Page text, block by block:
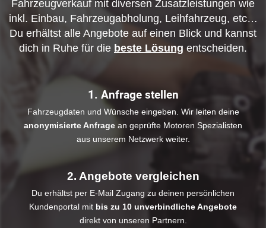
Fahrzeugverkauf mit diversen Zusatzleistungen wie
inkl. Einbau, Fahrzeugabholung, Leihfahrzeug, etc…
Du erhältst alle Angebote auf einen Blick und kannst
dich in Ruhe für die beste Lösung entscheiden.
1. Anfrage stellen
Fahrzeugdaten und Wünsche eingeben. Wir leiten deine
anonymisierte Anfrage an geprüfte Motoren Spezialisten
aus unserem Netzwerk weiter.
2. Angebote vergleichen
Du erhältst per E-Mail Zugang zu deinen persönlichen
Kundenportal mit bis zu 10 unverbindliche Angebote
direkt von unseren Partnern.